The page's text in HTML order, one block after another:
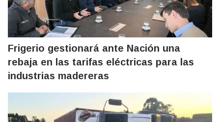
Frigerio gestionará ante Nación una
rebaja en las tarifas eléctricas para las
industrias madereras